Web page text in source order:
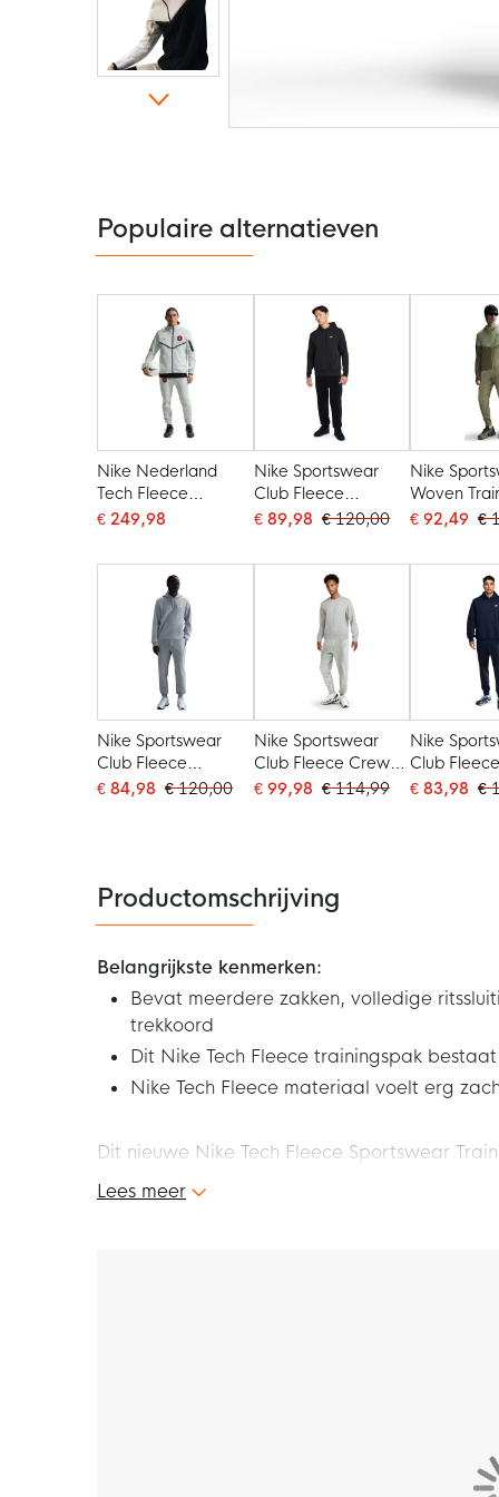
de
afbeeldingen-
gallerij
Populaire alternatieven
Nike Nederland
Tech Fleece
Trainingspak 2026-
Zwart Feloranje
€ 249,98
Nike Sportswear
Club Fleece
Joggingpak Hooded
€ 89,98 € 120,00
Nike
Woven
Full-Zip
€ 92,49 €
Nike Sportswear
Club Fleece
Joggingpak Hooded
€ 84,98 € 120,00
Nike Sportswear
Club Fleece Crew
Joggingpak Grijs Wit
€ 99,98 € 114,99
Nike
Club Fleece
Joggingpak
€ 83,98 €
Productomschrijving
Belangrijkste kenmerken:
Bevat meerdere zakken, volledige
trekkoord
Dit Nike Tech Fleece trainingspak
Nike Tech Fleece materiaal voelt erg
Dit nieuwe Nike Tech Fleece Sportswear
uit van de Nike Tech Fleece collectie. Nike
constructie, gemaakt van materiaal dat de
de bovenbenen zit hij ruim en vanaf de knie
voldoende ruimte geeft aan de bovenbenen
Lees meer